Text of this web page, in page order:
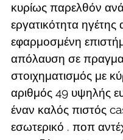
κυρίως παρελθόν
εργατικότητα
εφαρμοσμένη
απόλαυση σε
στοιχηματισμός με
αριθμός 49 υψηλής
έναν καλός πιστός
εσωτερικό . ποπ